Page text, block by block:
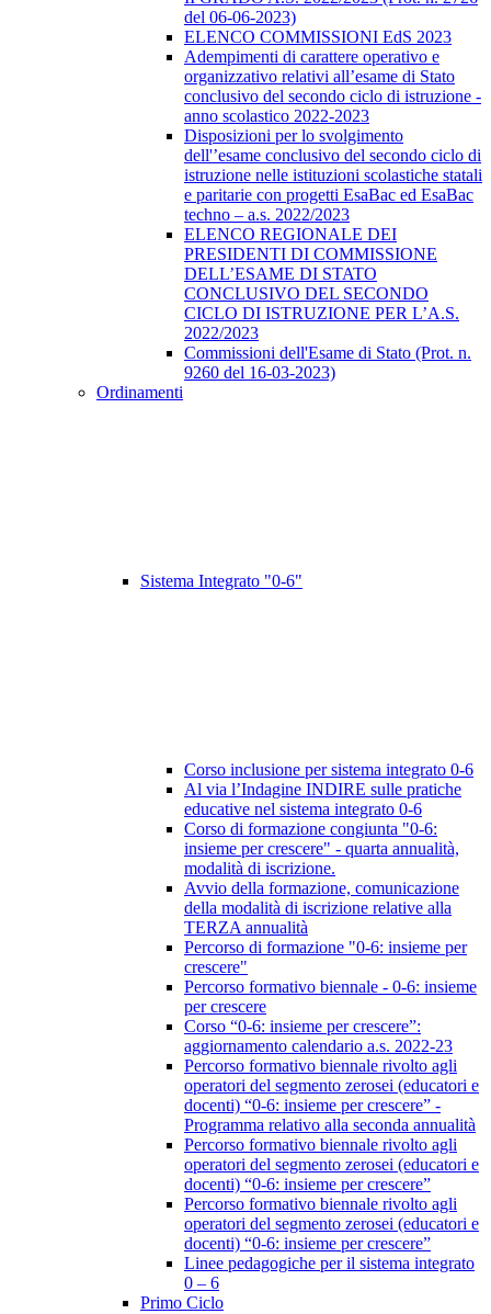
del 06-06-2023)
ELENCO COMMISSIONI EdS 2023
Adempimenti di carattere operativo e
organizzativo relativi all’esame di Stato
conclusivo del secondo ciclo di istruzione -
anno scolastico 2022-2023
Disposizioni per lo svolgimento
dell'’esame conclusivo del secondo ciclo di
istruzione nelle istituzioni scolastiche statali
e paritarie con progetti EsaBac ed EsaBac
techno – a.s. 2022/2023
ELENCO REGIONALE DEI
PRESIDENTI DI COMMISSIONE
DELL’ESAME DI STATO
CONCLUSIVO DEL SECONDO
CICLO DI ISTRUZIONE PER L’A.S.
2022/2023
Commissioni dell'Esame di Stato (Prot. n.
9260 del 16-03-2023)
Ordinamenti
Sistema Integrato "0-6"
Corso inclusione per sistema integrato 0-6
Al via l’Indagine INDIRE sulle pratiche
educative nel sistema integrato 0-6
Corso di formazione congiunta "0-6:
insieme per crescere" - quarta annualità,
modalità di iscrizione.
Avvio della formazione, comunicazione
della modalità di iscrizione relative alla
TERZA annualità
Percorso di formazione "0-6: insieme per
crescere"
Percorso formativo biennale - 0-6: insieme
per crescere
Corso “0-6: insieme per crescere”:
aggiornamento calendario a.s. 2022-23
Percorso formativo biennale rivolto agli
operatori del segmento zerosei (educatori e
docenti) “0-6: insieme per crescere” -
Programma relativo alla seconda annualità
Percorso formativo biennale rivolto agli
operatori del segmento zerosei (educatori e
docenti) “0-6: insieme per crescere”
Percorso formativo biennale rivolto agli
operatori del segmento zerosei (educatori e
docenti) “0-6: insieme per crescere”
Linee pedagogiche per il sistema integrato
0 – 6
Primo Ciclo